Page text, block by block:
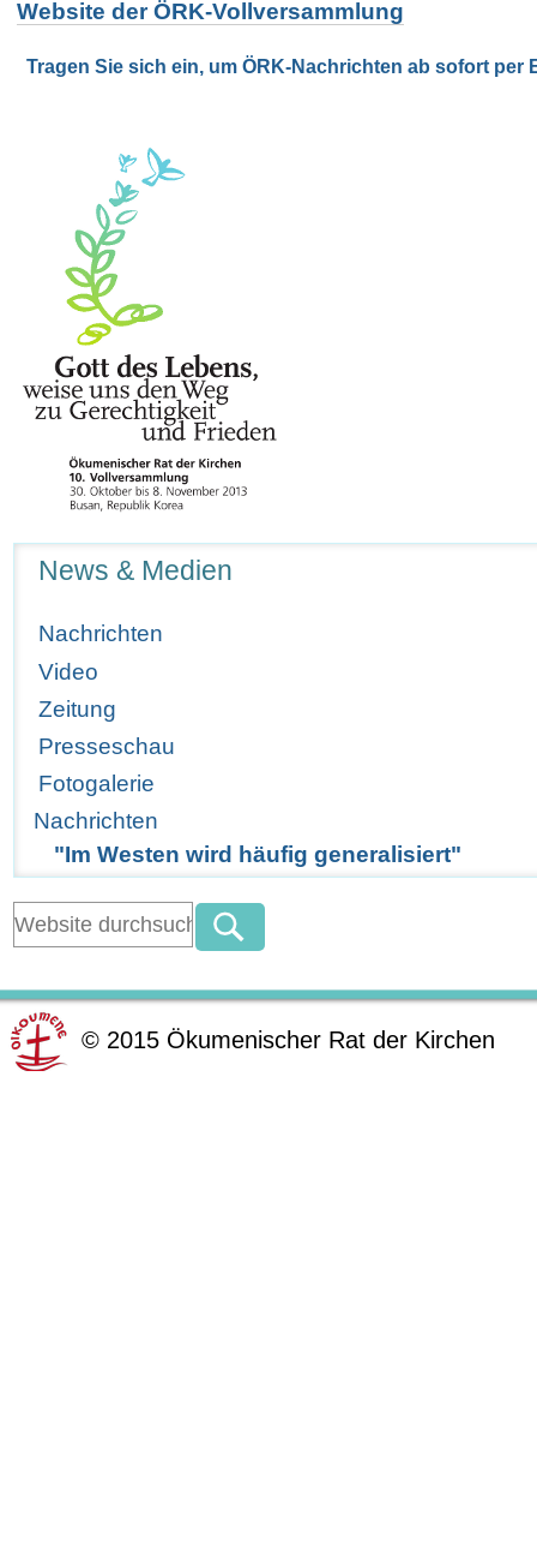
Website der ÖRK-Vollversammlung
Tragen Sie sich ein, um ÖRK-Nachrichten ab sofort per
News & Medien
Nachrichten
Video
Zeitung
Presseschau
Fotogalerie
Nachrichten
"Im Westen wird häufig generalisiert"
© 2015 Ökumenischer Rat der Kirchen